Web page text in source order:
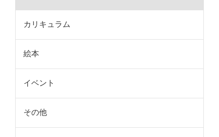
カリキュラム
絵本
イベント
その他